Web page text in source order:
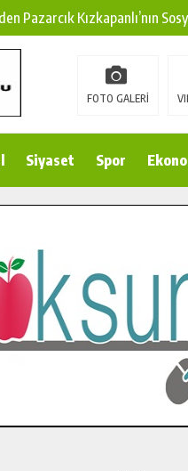
Pazarcık Kızkapanlı’nın
Pazarcık Kırsalına Modern
Uluslararası Başarı:
Maraş Kampında Yeni
Komutanı Karakaya’dan
Köprüsünde Sona Doğru.
FOTO GALERİ
Siyaset Spor